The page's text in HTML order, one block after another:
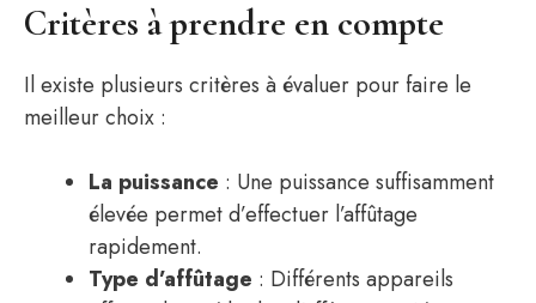
Critères à prendre en compte
Il existe plusieurs critères à évaluer pour faire le
meilleur choix :
La puissance : Une puissance suffisamment
élevée permet d’effectuer l’affûtage
rapidement.
Type d’affûtage : Différents appareils